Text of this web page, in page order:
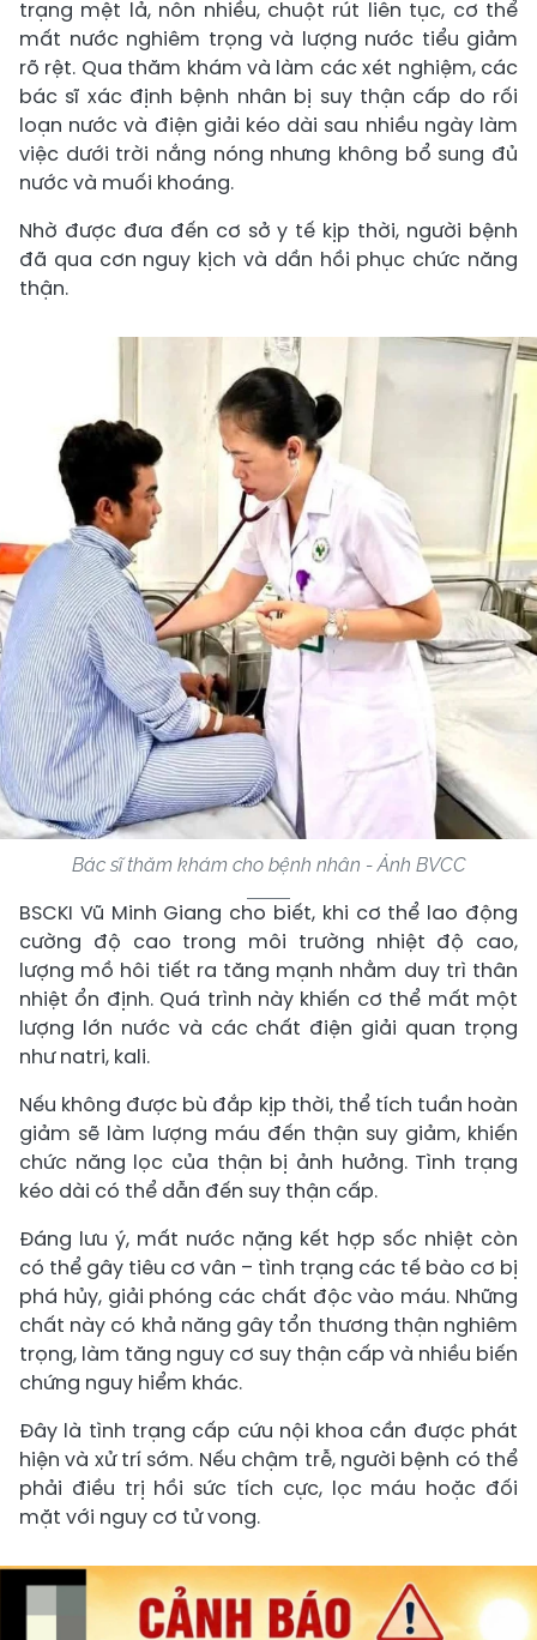
trạng mệt lả, nôn nhiều, chuột rút liên tục, cơ thể
mất nước nghiêm trọng và lượng nước tiểu giảm
rõ rệt. Qua thăm khám và làm các xét nghiệm, các
bác sĩ xác định bệnh nhân bị suy thận cấp do rối
loạn nước và điện giải kéo dài sau nhiều ngày làm
việc dưới trời nắng nóng nhưng không bổ sung đủ
nước và muối khoáng.
Nhờ được đưa đến cơ sở y tế kịp thời, người bệnh
đã qua cơn nguy kịch và dần hồi phục chức năng
thận.
Bác sĩ thăm khám cho bệnh nhân - Ảnh BVCC
BSCKI Vũ Minh Giang cho biết, khi cơ thể lao động
cường độ cao trong môi trường nhiệt độ cao,
lượng mồ hôi tiết ra tăng mạnh nhằm duy trì thân
nhiệt ổn định. Quá trình này khiến cơ thể mất một
lượng lớn nước và các chất điện giải quan trọng
như natri, kali.
Nếu không được bù đắp kịp thời, thể tích tuần hoàn
giảm sẽ làm lượng máu đến thận suy giảm, khiến
chức năng lọc của thận bị ảnh hưởng. Tình trạng
kéo dài có thể dẫn đến suy thận cấp.
Đáng lưu ý, mất nước nặng kết hợp sốc nhiệt còn
có thể gây tiêu cơ vân – tình trạng các tế bào cơ bị
phá hủy, giải phóng các chất độc vào máu. Những
chất này có khả năng gây tổn thương thận nghiêm
trọng, làm tăng nguy cơ suy thận cấp và nhiều biến
chứng nguy hiểm khác.
Đây là tình trạng cấp cứu nội khoa cần được phát
hiện và xử trí sớm. Nếu chậm trễ, người bệnh có thể
phải điều trị hồi sức tích cực, lọc máu hoặc đối
mặt với nguy cơ tử vong.